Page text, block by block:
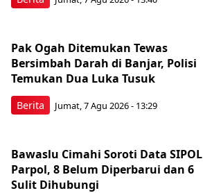
Berita
Pak Ogah Ditemukan Tewas
Bersimbah Darah di Banjar, Polisi
Temukan Dua Luka Tusuk
Jumat, 7 Agu 2026 - 13:29
Bawaslu Cimahi Soroti Data SIPOL
Parpol, 8 Belum Diperbarui dan 6
Sulit Dihubungi